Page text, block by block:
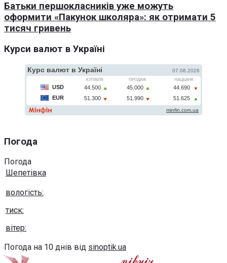
Батьки першокласників уже можуть
оформити «Пакунок школяра»: як отримати 5
тисяч гривень
Курси валют в Україні
Погода
Погода
Шепетівка
вологість:
тиск:
вітер:
Погода на 10 днів від sinoptik.ua